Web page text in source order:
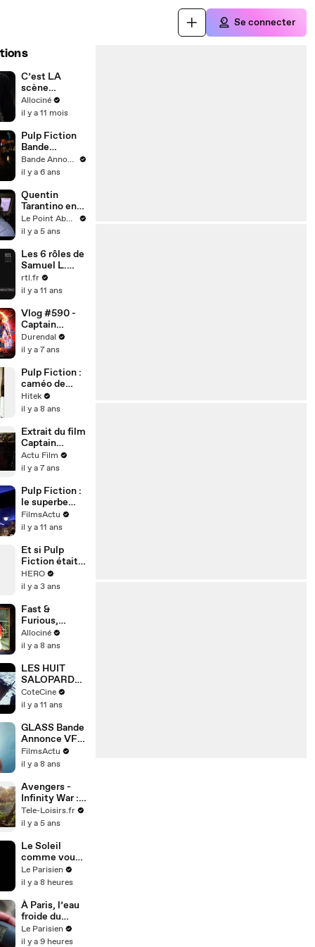
Se connecter
C’est LA
scène
légendaire de
Captain
War 🎬
Allociné
il y a 11 mois
Pulp Fiction
Bande
Annonce
VOSTFR
Bande Annonce Actu
il y a 6 ans
Quentin
Tarantino en
huit scènes
cultes
Le Point Abonnés
il y a 5 ans
Les 6 rôles de
Samuel L.
Jackson dans
les films de
Tarantino
rtl.fr
il y a 11 ans
Vlog #590 -
Captain
Marvel
Durendal
il y a 7 ans
Pulp Fiction :
caméo de
Quentin
Tarantino
Hitek
il y a 8 ans
Extrait du film
Captain
Marvel -
L'interrogatoir
Larson et
Samuel L.
Jackson
Actu Film
il y a 7 ans
Pulp Fiction :
le superbe
making-of de
la scène de
FilmsActu
il y a 11 ans
Et si Pulp
Fiction était
le premier
film du MCU ?
ça ! ️‍♂️
HERO
il y a 3 ans
Fast &
Furious,
Captain
Marvel, Star
sont dans
FanZone
Allociné
il y a 8 ans
LES HUIT
SALOPARDS
- Bande-
annonce VF
CoteCine
il y a 11 ans
GLASS Bande
Annonce VF #
3
FilmsActu
il y a 8 ans
Avengers -
Infinity War :
Iron Man,
Captain
Hulk... se
mettent en
guerre dans la
première BA
Tele-Loisirs.fr
il y a 5 ans
Le Soleil
comme vous
ne l'avez
jamais vu
Le Parisien
il y a 8 heures
À Paris, l’eau
froide du
robinet
mesurée… à
Le Parisien
il y a 9 heures